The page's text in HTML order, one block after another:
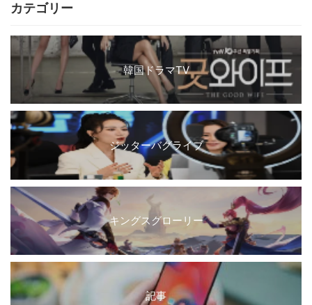
カテゴリー
韓国ドラマTV
ジッターバグライブ
キングスグローリー
記事